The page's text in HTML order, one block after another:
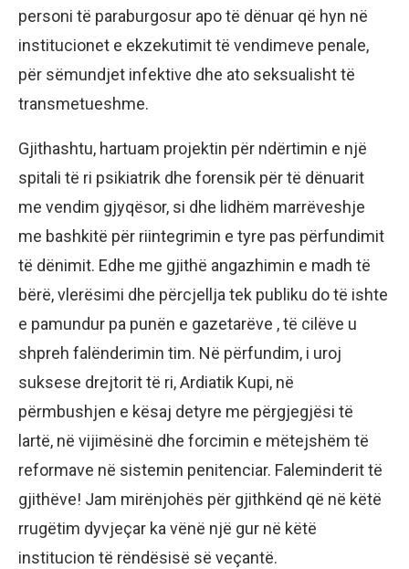
personi të paraburgosur apo të dënuar që hyn në
institucionet e ekzekutimit të vendimeve penale,
për sëmundjet infektive dhe ato seksualisht të
transmetueshme.
Gjithashtu, hartuam projektin për ndërtimin e një
spitali të ri psikiatrik dhe forensik për të dënuarit
me vendim gjyqësor, si dhe lidhëm marrëveshje
me bashkitë për riintegrimin e tyre pas përfundimit
të dënimit. Edhe me gjithë angazhimin e madh të
bërë, vlerësimi dhe përcjellja tek publiku do të ishte
e pamundur pa punën e gazetarëve , të cilëve u
shpreh falënderimin tim. Në përfundim, i uroj
suksese drejtorit të ri, Ardiatik Kupi, në
përmbushjen e kësaj detyre me përgjegjësi të
lartë, në vijimësinë dhe forcimin e mëtejshëm të
reformave në sistemin penitenciar. Faleminderit të
gjithëve! Jam mirënjohës për gjithkënd që në këtë
rrugëtim dyvjeçar ka vënë një gur në këtë
institucion të rëndësisë së veçantë.